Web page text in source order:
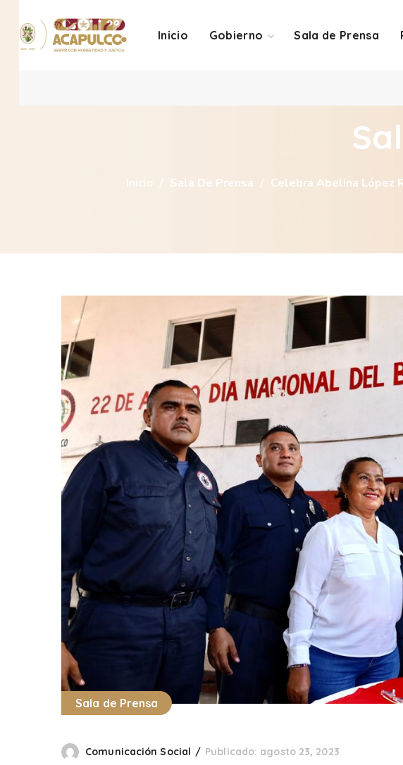
Inicio Gobierno Sala de Prensa
Inicio Sala De Prensa Celebra Abelina López
Sala de Prensa
Comunicación Social Publicado: agosto 23, 2023